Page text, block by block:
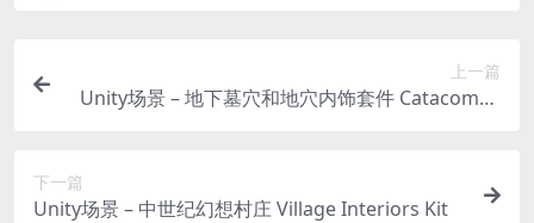
上一篇
Unity场景 – 地下墓穴和地穴内饰套件 Catacombs
下一篇
Unity场景 – 中世纪幻想村庄 Village Interiors Kit